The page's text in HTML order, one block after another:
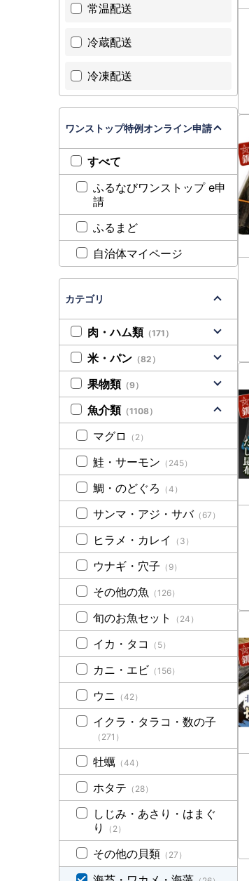
常温配送
冷蔵配送
冷凍配送
ワンストップ特例オンライン申請
すべて
ふるなびワンストップ e申
請
ふるまど
自治体マイページ
カテゴリ
肉・ハム類 （171）
米・パン （82）
果物類 （9）
魚介類 （1108）
マグロ （2）
鮭・サーモン （245）
鯛・のどぐろ （4）
サンマ・アジ・サバ（67）
ヒラメ・カレイ （3）
ウナギ・穴子 （9）
その他の魚 （126）
旬のお魚セット （24）
イカ・タコ （5）
カニ・エビ （156）
ウニ （42）
イクラ・タラコ・数の子
（271）
牡蠣 （44）
ホタテ （28）
しじみ・あさり・はまぐ
り
（2）
その他の貝類 （27）